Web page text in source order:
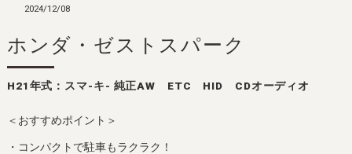
2024/12/08
H21年式：スマ-キ- 純正AW ETC HID CDオーディオ
ホンダ・ゼストスパーク
＜おすすめポイント＞
・コンパクトで駐車もラクラク！